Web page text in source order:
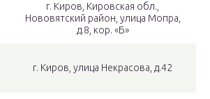
г. Киров, Кировская обл.,
Нововятский район, улица Мопра,
д.8, кор. «Б»
г. Киров, улица Некрасова, д.42